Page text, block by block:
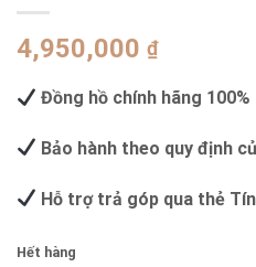
4,950,000 ₫
Đồng hồ chính hãng 100%
Bảo hành theo quy định
Hỗ trợ trả góp qua thẻ
Hết hàng